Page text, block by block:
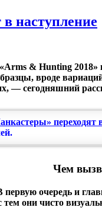
наступление
& Hunting 2018»
вроде
— сегодняшний
переходят
Чем
очередь и
тем они чисто